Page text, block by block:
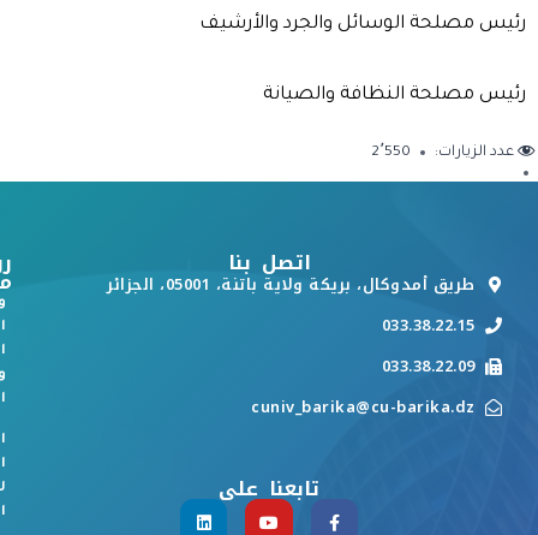
رئيس مصلحة الوسائل والجرد والأرشيف
رئيس مصلحة النظافة والصيانة
عدد الزيارات: 2٬550
اتصل بنا
طريق أمدوكال، بريكة ولاية باتنة، 05001، الجزائر
033.38.22.15
033.38.22.09
cuniv_barika@cu-barika.dz
تابعنا على